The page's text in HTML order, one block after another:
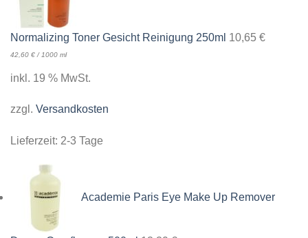
Normalizing Toner Gesicht Reinigung 250ml 10,65 €
42,60 € / 1000 ml
inkl. 19 % MwSt.
zzgl. Versandkosten
Lieferzeit: 2-3 Tage
Academie Paris Eye Make Up Remover